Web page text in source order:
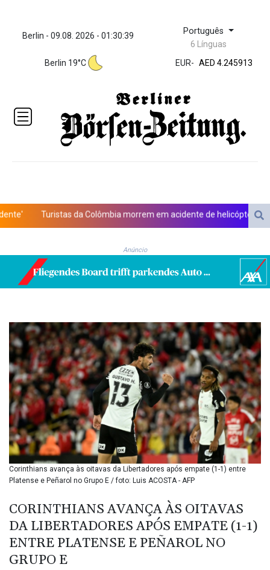
Berlin - 09.08. 2026 - 01:30:39 Português
6 Línguas
Berlin 19°C
EUR-
ZWL 372.275202
AED 4.245913
AED 4.245913
AOA
1060.176801
AZN 1.97002
BAM 1.955776
BHD 0.434695
BIF 3451.157116
BMD 1.156136
BRL 5.876989
BSD 1.152686
BTN 109.688637
BWP 15.558807
BYN 3.432357
BYR
22660.258427
BZD 2.318271
CAD 1.61333
CDF
2615.761404
CHF 0.934181
1056.199727
CNY 7.801146
CNH 7.796152
Turistas da Colômbia morrem em acidente de helicóptero no Rio
Anúncio
Corinthians avança às oitavas da Libertadores após empate (1-1) entre
Platense e Peñarol no Grupo E / foto: Luis ACOSTA - AFP
CORINTHIANS AVANÇA ÀS OITAVAS
DA LIBERTADORES APÓS EMPATE (1-1)
ENTRE PLATENSE E PEÑAROL NO
GRUPO E